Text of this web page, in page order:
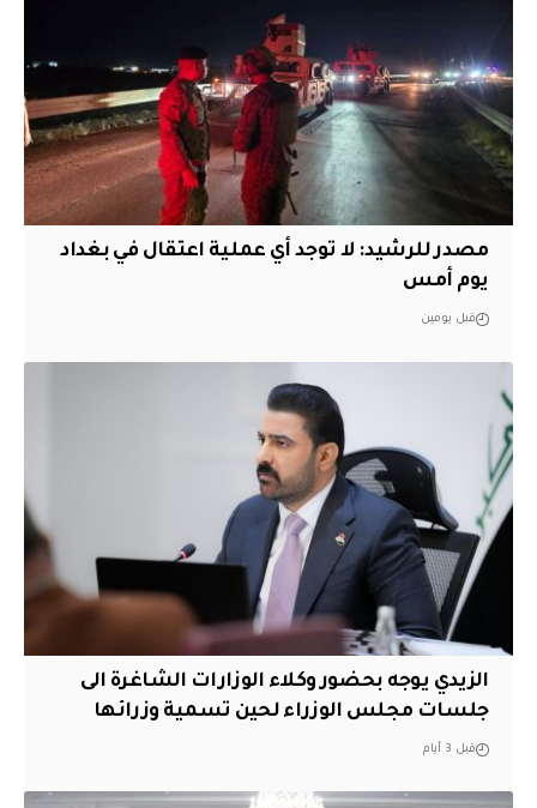
مصدر للرشيد: لا توجد أي عملية اعتقال في بغداد
يوم أمس
قبل يومين
الزيدي يوجه بحضور وكلاء الوزارات الشاغرة الى
جلسات مجلس الوزراء لحين تسمية وزرائها
قبل 3 أيام